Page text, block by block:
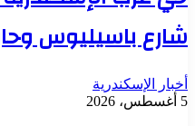
شارع باسيليوس
أخبار الإسكندرية
5 أغسطس، 2026